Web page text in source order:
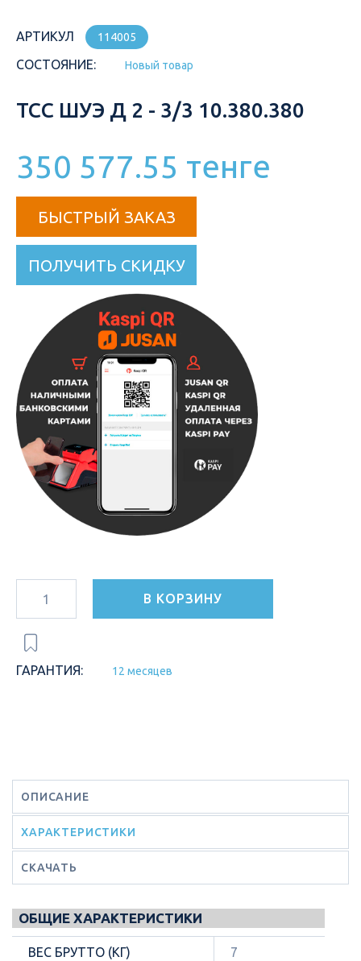
АРТИКУЛ 114005
СОСТОЯНИЕ: Новый товар
ТСС ШУЭ Д 2 - 3/3 10.380.380
350 577.55 тенге
БЫСТРЫЙ ЗАКАЗ
ПОЛУЧИТЬ СКИДКУ
В КОРЗИНУ
ГАРАНТИЯ: 12 месяцев
ОПИСАНИЕ
ХАРАКТЕРИСТИКИ
СКАЧАТЬ
ОБЩИЕ ХАРАКТЕРИСТИКИ
ВЕС БРУТТО (КГ) 7